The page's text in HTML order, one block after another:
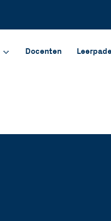
Docenten